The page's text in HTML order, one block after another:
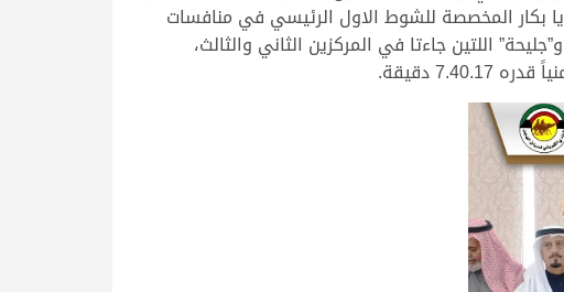
بكار المخصصة للشوط الاول الرئيسي في منافسات
اللتين جاءتا في المركزين الثاني والثالث،
دقيقة.